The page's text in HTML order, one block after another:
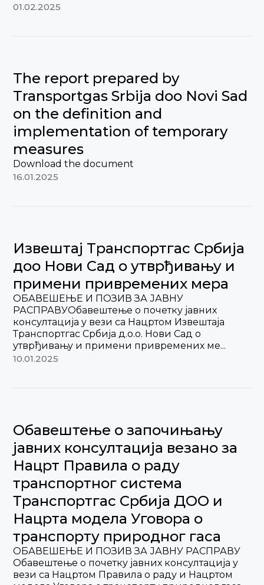
01.02.2025
The report prepared by
Transportgas Srbija doo Novi Sad
on the definition and
implementation of temporary
measures
Download the document
16.01.2025
Извештај Tранспортгас Србија
доо Нови Сад о утврђивању и
примени привремених мера
ОБАВЕШЕЊЕ И ПОЗИВ ЗА ЈАВНУ
РАСПРАВУОбавештење о почетку јавних
консултација у вези са Нацртом Извештаја
Транспортгас Србија д.о.о. Нови Сад о
утврђивању и примени привремених ме...
10.01.2025
Обавештење о започињању
јавних консултација везано за
Нацрт Правила о раду
транспортног система
Транспортгас Србија ДОО и
Нацрта модела Уговора о
транспорту природног гаса
ОБАВЕШЕЊЕ И ПОЗИВ ЗА ЈАВНУ РАСПРАВУ
Обавештење о почетку јавних консултација у
вези са Нацртом Правила о раду и Нацртом